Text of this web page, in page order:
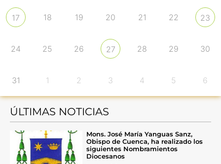
17 18 19 20 21 22 23
24 25 26 27 28 29 30
31 1 2 3 4 5 6
ÚLTIMAS NOTICIAS
Mons. José María Yanguas Sanz,
Obispo de Cuenca, ha realizado los
siguientes Nombramientos
Diocesanos